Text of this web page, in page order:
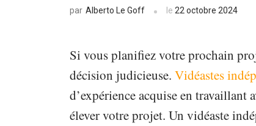
par Alberto Le Goff le 22 octobre 2024
Si vous planifiez votre prochain
décision judicieuse. Vidéastes
d’expérience acquise en travaillant
élever votre projet. Un vidéaste